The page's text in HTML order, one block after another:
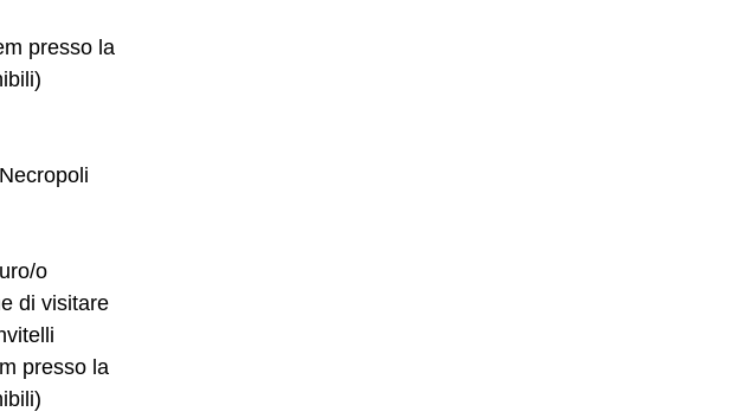
presso la
o
di visitare
presso la